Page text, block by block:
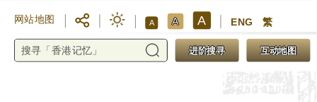
网站地图 A A A ENG 繁
进阶搜寻 互动地图